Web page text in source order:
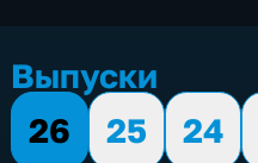
Выпуски
26
25 24